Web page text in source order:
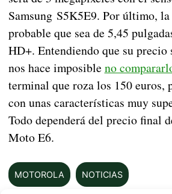
Samsung S5K5E9. Por último,
probable que sea de 5,45
HD+. Entendiendo que su precio
nos hace imposible no
terminal que roza los 150 euros,
con unas características muy
Todo dependerá del precio final
Moto E6.
MOTOROLA NOTICIAS